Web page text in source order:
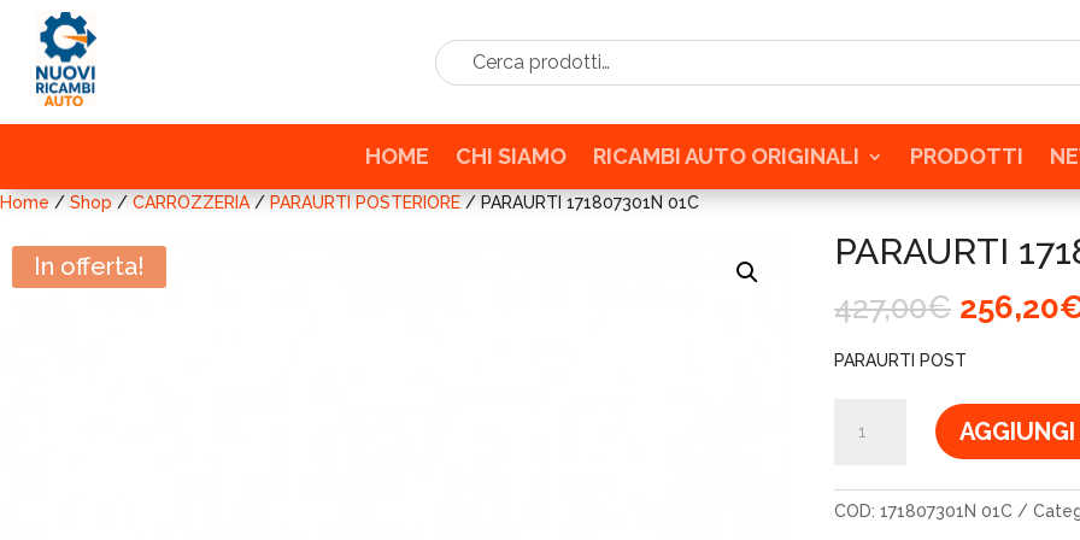
Cerca prodotti…
HOME CHI SIAMO RICAMBI AUTO ORIGINALI PRODOTTI
Home / Shop / CARROZZERIA/ PARAURTI POSTERIORE / PARAURTI 171807301N 01C
In offerta! PARAURTI
427,00€ Il
prezzo
originale
427,00€.
256,20
PARAURTI POST
171807301N
quantità
COD:171807301N 01C